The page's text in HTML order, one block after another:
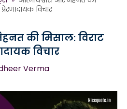
विचार
की मिसाल: विराट
विचार
Verma